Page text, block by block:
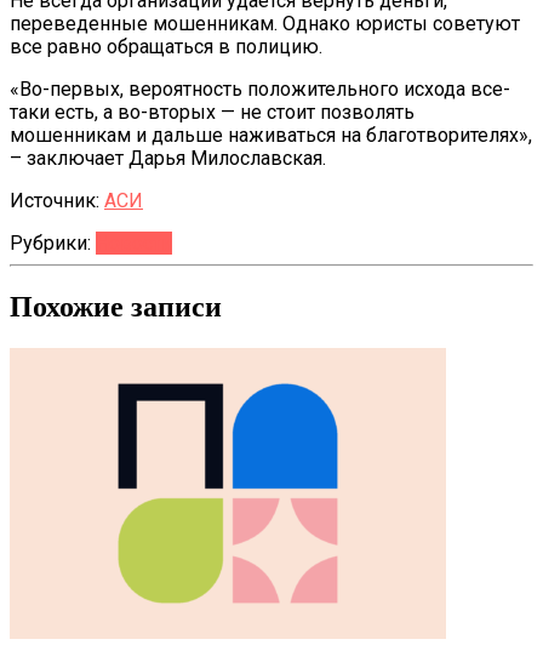
переведенные мошенникам. Однако юристы советуют
все равно обращаться в полицию.
«Во-первых, вероятность положительного исхода все-
таки есть, а во-вторых — не стоит позволять
мошенникам и дальше наживаться на благотворителях»,
– заключает Дарья Милославская.
Источник: АСИ
Рубрики:
Похожие записи